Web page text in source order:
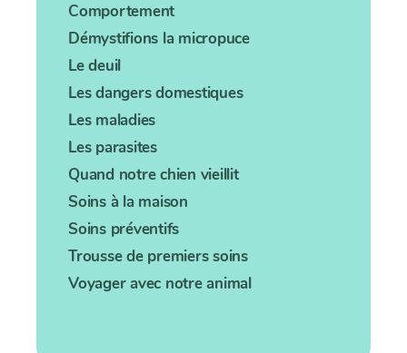
Comportement
Démystifions la micropuce
Le deuil
Les dangers domestiques
Les maladies
Les parasites
Quand notre chien vieillit
Soins à la maison
Soins préventifs
Trousse de premiers soins
Voyager avec notre animal